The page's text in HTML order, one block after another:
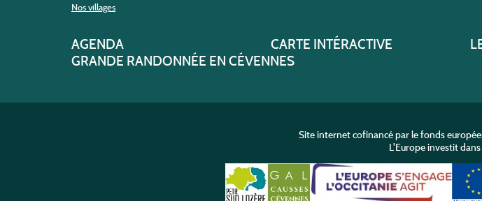
Nos villages
AGENDA CARTE INTÉRACTIVE
GRANDE RANDONNÉE EN CÉVENNES
Site internet cofinancé par le fonds
L'Europe investit